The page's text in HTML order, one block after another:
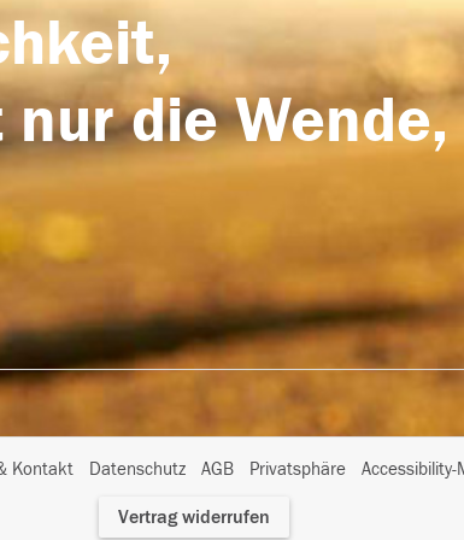
nur die
Kontakt Datenschutz AGB Privatsphäre
I
Vertrag widerrufen